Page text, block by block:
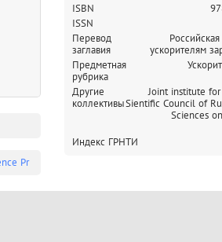
Pr
ISBN
ISSN
Перевод
заглавия
ускорителям
Предметная
рубрика
Другие
коллективы
Joint institute
Sientific Council of
Sciences
Индекс ГРНТИ